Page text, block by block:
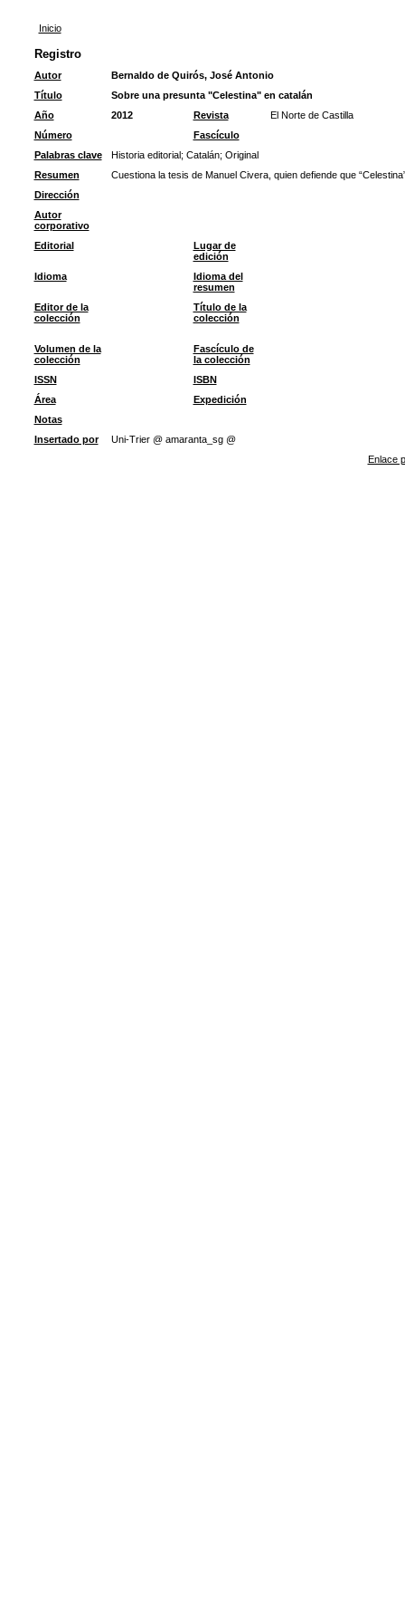
Inicio
Registro
Autor
Bernaldo de Quirós, José Antonio
Título
Sobre una presunta "Celestina" en catalán
Año
2012 Revista
El Norte de Castilla
Número
Fascículo
Palabras clave
Historia editorial; Catalán; Original
Resumen
Cuestiona la tesis de Manuel Civera, quien defiende que
Dirección
Autor
corporativo
Editorial
Lugar de
edición
Idioma
Idioma del
resumen
Editor de la
colección
Título de la
colección
Volumen de la
colección
Fascículo de
la colección
ISSN
ISBN
Área
Expedición
Notas
Insertado por
Uni-Trier @ amaranta_sg @
Enlace